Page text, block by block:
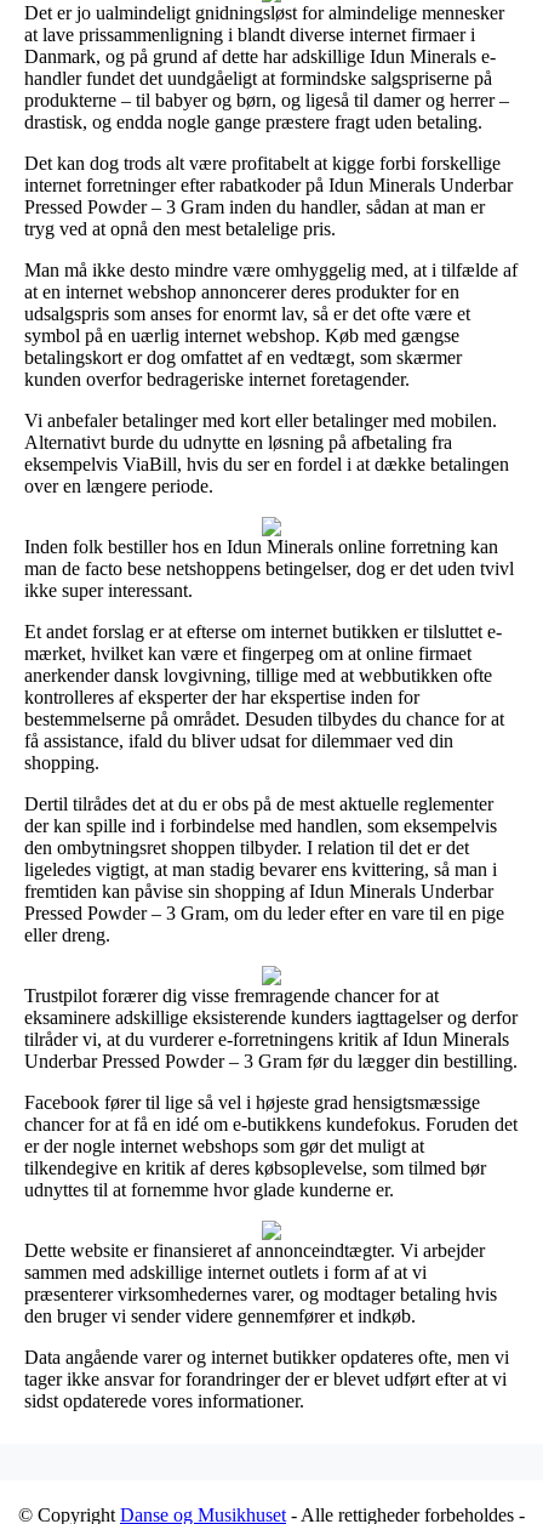
Det er jo ualmindeligt gnidningsløst for almindelige mennesker
at lave prissammenligning i blandt diverse internet firmaer i
Danmark, og på grund af dette har adskillige Idun Minerals e-
handler fundet det uundgåeligt at formindske salgspriserne på
produkterne – til babyer og børn, og ligeså til damer og herrer –
drastisk, og endda nogle gange præstere fragt uden betaling.
Det kan dog trods alt være profitabelt at kigge forbi forskellige
internet forretninger efter rabatkoder på Idun Minerals Underbar
Pressed Powder – 3 Gram inden du handler, sådan at man er
tryg ved at opnå den mest betalelige pris.
Man må ikke desto mindre være omhyggelig med, at i tilfælde af
at en internet webshop annoncerer deres produkter for en
udsalgspris som anses for enormt lav, så er det ofte være et
symbol på en uærlig internet webshop. Køb med gængse
betalingskort er dog omfattet af en vedtægt, som skærmer
kunden overfor bedrageriske internet foretagender.
Vi anbefaler betalinger med kort eller betalinger med mobilen.
Alternativt burde du udnytte en løsning på afbetaling fra
eksempelvis ViaBill, hvis du ser en fordel i at dække betalingen
over en længere periode.
Inden folk bestiller hos en Idun Minerals online forretning kan
man de facto bese netshoppens betingelser, dog er det uden tvivl
ikke super interessant.
Et andet forslag er at efterse om internet butikken er tilsluttet e-
mærket, hvilket kan være et fingerpeg om at online firmaet
anerkender dansk lovgivning, tillige med at webbutikken ofte
kontrolleres af eksperter der har ekspertise inden for
bestemmelserne på området. Desuden tilbydes du chance for at
få assistance, ifald du bliver udsat for dilemmaer ved din
shopping.
Dertil tilrådes det at du er obs på de mest aktuelle reglementer
der kan spille ind i forbindelse med handlen, som eksempelvis
den ombytningsret shoppen tilbyder. I relation til det er det
ligeledes vigtigt, at man stadig bevarer ens kvittering, så man i
fremtiden kan påvise sin shopping af Idun Minerals Underbar
Pressed Powder – 3 Gram, om du leder efter en vare til en pige
eller dreng.
Trustpilot forærer dig visse fremragende chancer for at
eksaminere adskillige eksisterende kunders iagttagelser og derfor
tilråder vi, at du vurderer e-forretningens kritik af Idun Minerals
Underbar Pressed Powder – 3 Gram før du lægger din bestilling.
Facebook fører til lige så vel i højeste grad hensigtsmæssige
chancer for at få en idé om e-butikkens kundefokus. Foruden det
er der nogle internet webshops som gør det muligt at
tilkendegive en kritik af deres købsoplevelse, som tilmed bør
udnyttes til at fornemme hvor glade kunderne er.
Dette website er finansieret af annonceindtægter. Vi arbejder
sammen med adskillige internet outlets i form af at vi
præsenterer virksomhedernes varer, og modtager betaling hvis
den bruger vi sender videre gennemfører et indkøb.
Data angående varer og internet butikker opdateres ofte, men vi
tager ikke ansvar for forandringer der er blevet udført efter at vi
sidst opdaterede vores informationer.
© Copyright Danse og Musikhuset - Alle rettigheder forbeholdes -